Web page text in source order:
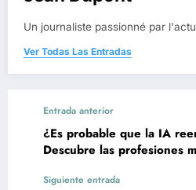
Un journaliste passionné par
Ver Todas Las Entradas
Entrada anterior
¿Es probable que la IA
Descubre las profesiones
Siguiente entrada